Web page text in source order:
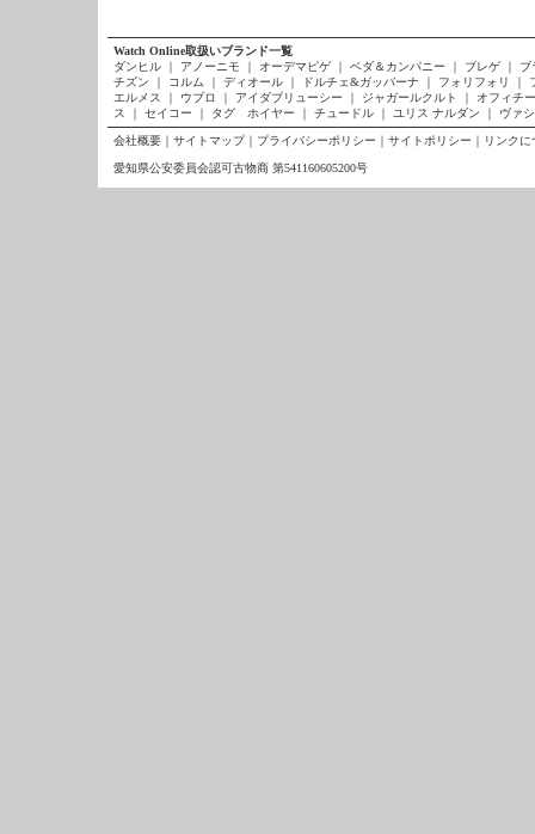
Watch Online取扱いブランド一覧
ダンヒル
｜ アノーニモ ｜ オーデマピゲ ｜ ベダ＆カンパニー ｜ ブレゲ ｜
ブ
チズン
｜ コルム ｜ ディオール ｜ ドルチェ&ガッバーナ ｜ フォリフォリ ｜
エルメス
｜ ウブロ ｜ アイダブリューシー ｜ ジャガールクルト ｜
オフィチ
ス
｜ セイコー ｜ タグ ホイヤー ｜ チュードル ｜ ユリス ナルダン ｜ ヴァ
会社概要 ｜ サイトマップ｜ プライバシーポリシー ｜ サイトポリシー ｜ リンクに
愛知県公安委員会認可古物商 第541160605200号